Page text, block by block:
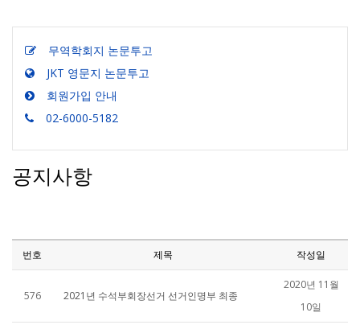
무역학회지 논문투고
JKT 영문지 논문투고
회원가입 안내
02-6000-5182
공지사항
번호 제목 작성일
576 2021년 수석부회장선거 선거인명부 최종
2020년 11월
10일